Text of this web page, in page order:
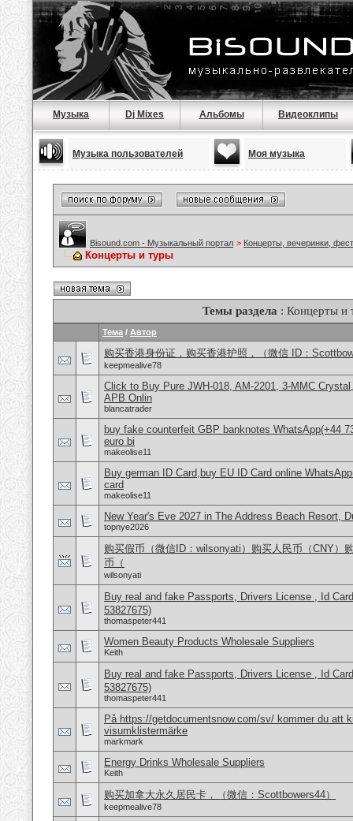
Музыка Dj Mixes Альбомы Видеоклипы
Музыка пользователей Моя музыка
Bisound.com - Музыкальный портал > Концерты, вечеринки,
Концерты и туры
Темы раздела : Концерты и
Тема / Автор
购买香港身份证，购买香港护照，（微信 ID：
keepmealive78
Click to Buy Pure JWH-018, AM-2201, 3-MMC
APB Onlin
blancatrader
buy fake counterfeit GBP banknotes WhatsApp(+44
euro bi
makeolise11
Buy german ID Card,buy EU ID Card online
card
makeolise11
New Year's Eve 2027 in The Address Beach Resort,
topnye2026
购买假币（微信ID：wilsonyati）购买人民币（CNY）
币（
wilsonyati
Buy real and fake Passports, Drivers License , Id
53827675)
thomaspeter441
Women Beauty Products Wholesale Suppliers
Keith
Buy real and fake Passports, Drivers License , Id
53827675)
thomaspeter441
På https://getdocumentsnow.com/sv/ kommer du att
visumklistermärke
markmark
Energy Drinks Wholesale Suppliers
Keith
购买加拿大永久居民卡，（微信：Scottbowers44）
keepmealive78